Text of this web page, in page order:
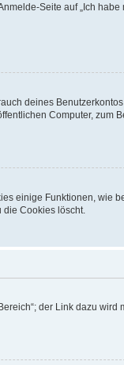
Seite auf „Ich habe
deines
Computer, zum
einige Funktionen, wie
Cookies löscht.
der Link dazu wird